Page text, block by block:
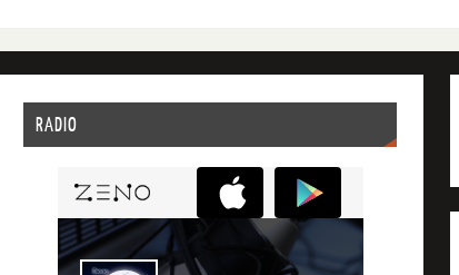
RADIO